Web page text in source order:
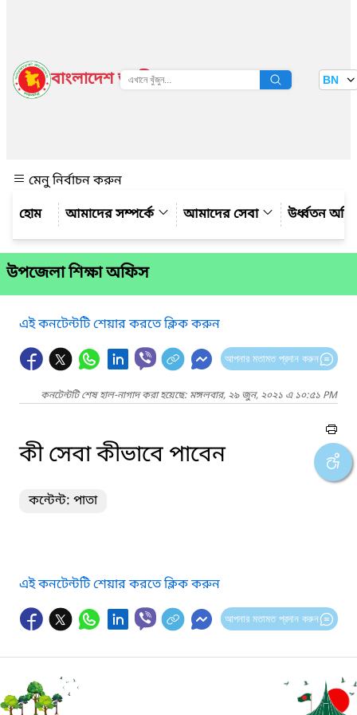
বাংলাদেশ জাতীয় তথ্য বাতায়ন BN
মেনু নির্বাচন করুন
আমাদের সম্পর্কে
আমাদের সেবা উর্ধ্বতন
উপজেলা শিক্ষা অফিস
এই কনটেন্টটি শেয়ার করতে ক্লিক করুন
আপনার মতামত প্রদান করুন
কনটেন্টটি শেষ হাল-নাগাদ করা হয়েছে: মঙ্গলবার, ২৯ জুন, ২০২১ এ ১০:৫১ PM
কী সেবা কীভাবে পাবেন
কন্টেন্ট: পাতা
এই কনটেন্টটি শেয়ার করতে ক্লিক করুন
আপনার মতামত প্রদান করুন